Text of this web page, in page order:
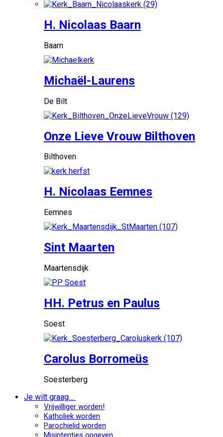
H. Nicolaas Baarn
Baarn
Michaël-Laurens
De Bilt
Onze Lieve Vrouw Bilthoven
Bilthoven
H. Nicolaas Eemnes
Eemnes
Sint Maarten
Maartensdijk
HH. Petrus en Paulus
Soest
Carolus Borromeüs
Soesterberg
Je wilt graag…
Vrijwilliger worden!
Katholiek worden
Parochielid worden
Misintenties opgeven